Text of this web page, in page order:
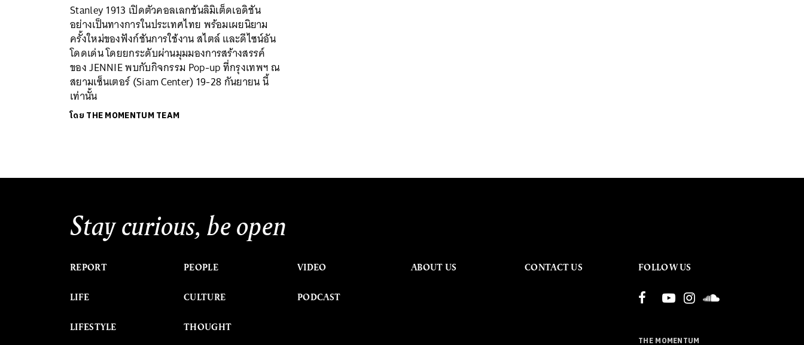
Stanley 1913 เปิดตัวคอลเลกชันลิมิเต็ดเอดิชัน
อย่างเป็นทางการในประเทศไทย พร้อมเผยนิยาม
ครั้งใหม่ของฟังก์ชันการใช้งาน สไตล์ และดีไซน์อัน
โดดเด่น โดยยกระดับผ่านมุมมองการสร้างสรรค์
ของ JENNIE พบกับกิจกรรม Pop-up ที่กรุงเทพฯ ณ
สยามเซ็นเตอร์ (Siam Center) 19-28 กันยายน นี้
เท่านั้น
โดย THE MOMENTUM TEAM
Stay curious, be open
REPORT
LIFE
LIFESTYLE
PEOPLE
CULTURE
THOUGHT
VIDEO
PODCAST
ABOUT US CONTACT US FOLLOW US
THE MOMENTUM
ค้นหา